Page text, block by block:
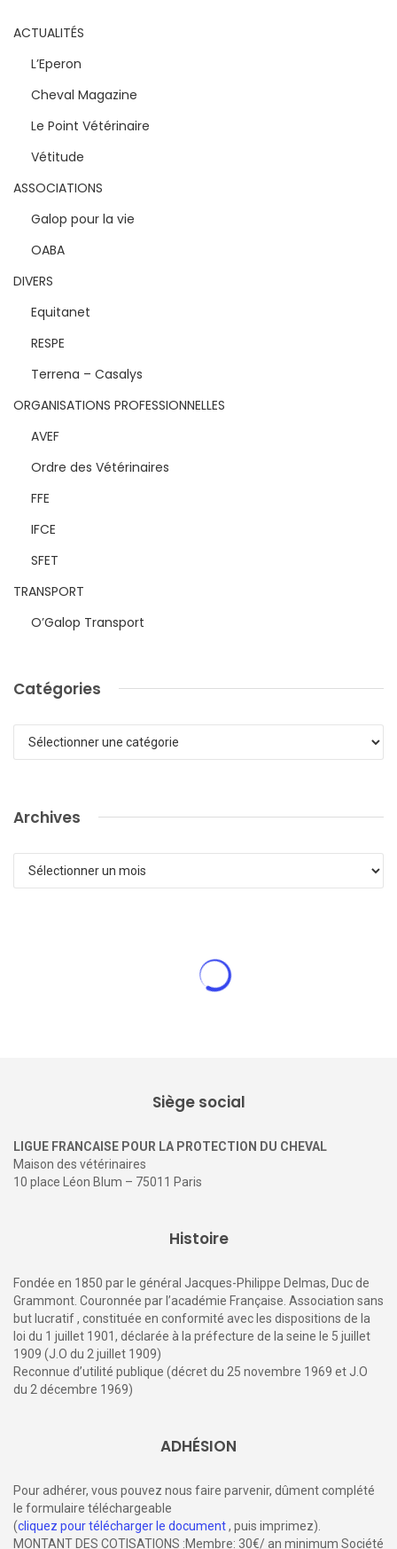
ACTUALITÉS
L’Eperon
Cheval Magazine
Le Point Vétérinaire
Vétitude
ASSOCIATIONS
Galop pour la vie
OABA
DIVERS
Equitanet
RESPE
Terrena – Casalys
ORGANISATIONS PROFESSIONNELLES
AVEF
Ordre des Vétérinaires
FFE
IFCE
SFET
TRANSPORT
O’Galop Transport
Catégories
Archives
Ce que révèle l’imagerie sur les
Cartographier les liens entre le cerveau, le comportement et
la physiologie est un objectif crucial en neurosciences.
interactions sociales façonnent le développement
connaît moins, en revanche, c’est l’impact des
comportements d’affiliation sociale sur son développement
futur. Uneétude s’est penchéesur la manière dont la qualité